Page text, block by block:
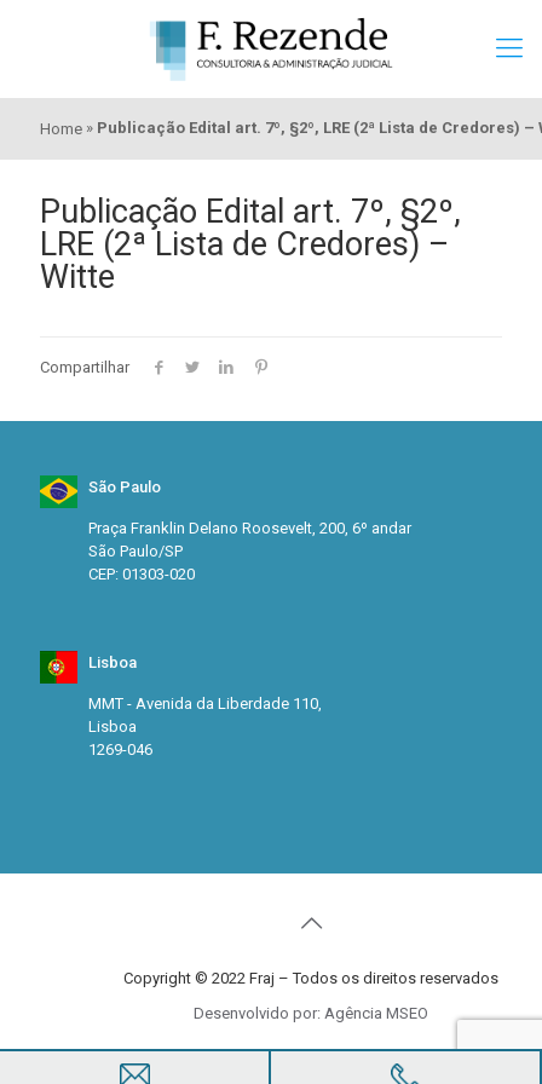
Home » Publicação Edital art. 7º, §2º, LRE (2ª Lista de Credores) –
Publicação Edital art. 7º, §2º,
LRE (2ª Lista de Credores) –
Witte
Compartilhar
São Paulo
Praça Franklin Delano Roosevelt, 200, 6º andar
São Paulo/SP
CEP: 01303-020
Lisboa
MMT - Avenida da Liberdade 110,
Lisboa
1269-046
Copyright © 2022 Fraj – Todos os direitos reservados
Desenvolvido por: Agência MSEO